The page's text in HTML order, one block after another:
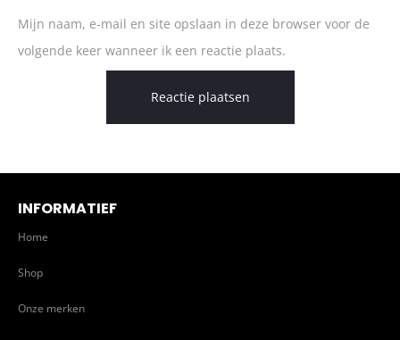
Mijn naam, e-mail en site opslaan in deze browser voor de
volgende keer wanneer ik een reactie plaats.
INFORMATIEF
Home
Shop
Onze merken